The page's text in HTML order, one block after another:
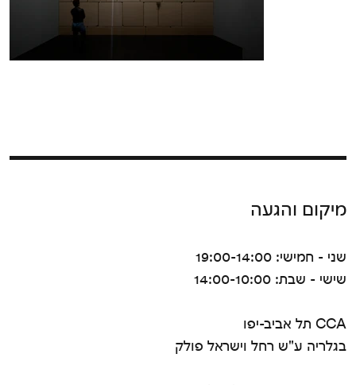
מיקום והגעה
שני - חמישי: 19:00-14:00
שישי - שבת: 14:00-10:00
CCA תל אביב-יפו
בגלריה ע"ש רחל וישראל פולק